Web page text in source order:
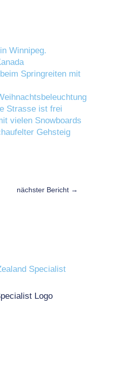
nächster Bericht →